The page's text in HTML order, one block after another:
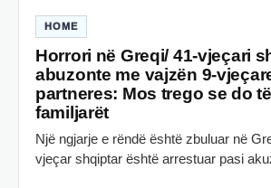
HOME
Horrori në Greqi/ 41-vjeçari
abuzonte me vajzën 9-
partneres: Mos trego se do
familjarët
Një ngjarje e rëndë është zbuluar në
vjeçar shqiptar është arrestuar pasi